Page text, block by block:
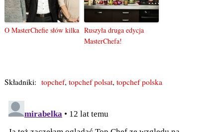
O MasterChefie słów kilka Ruszyła druga edycja
MasterChefa!
Składniki: topchef, topchef polsat, topchef polska